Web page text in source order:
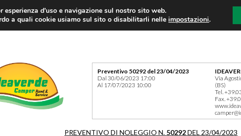
Via
(BS)
Tel.
Fax.
Preventivo 50292 del 23/04/2023
Dal 30/06/2023 17:00
Al 17/07/2023 10:00
PREVENTIVO DI NOLEGGIO N. 50292DEL 23/04/2023
d'uso e navigazione sul nostro sito web.
a quali cookie usiamo sul sito o disabilitarli nelleimpostazioni.